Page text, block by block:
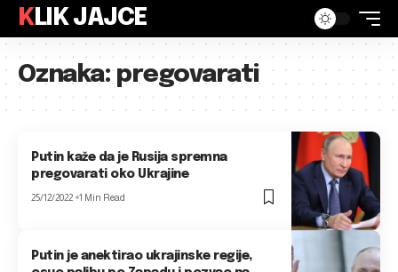
KLIK JAJCE
Oznaka:pregovarati
Putin kaže da je Rusija spremna
pregovarati oko Ukrajine
25/12/2022 1 Min Read
Putin je anektirao ukrajinske regije,